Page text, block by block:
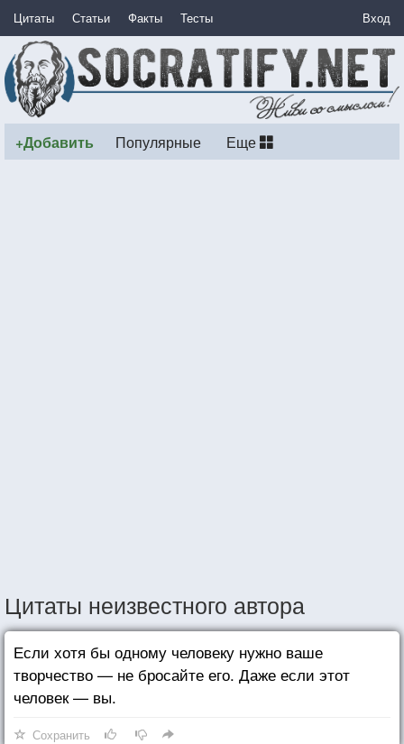
Цитаты Статьи Факты Тесты Вход
+Добавить Популярные Еще
Цитаты неизвестного автора
Если хотя бы одному человеку нужно ваше
творчество — не бросайте его. Даже если этот
человек — вы.
Сохранить